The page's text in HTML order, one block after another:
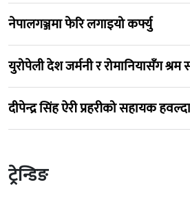
नेपालगञ्जमा फेरि लगाइयो कर्फ्यु
युरोपेली देश जर्मनी र रोमानियासँग श्रम
दीपेन्द्र सिंह ऐरी प्रहरीको सहायक
ट्रेन्डिङ